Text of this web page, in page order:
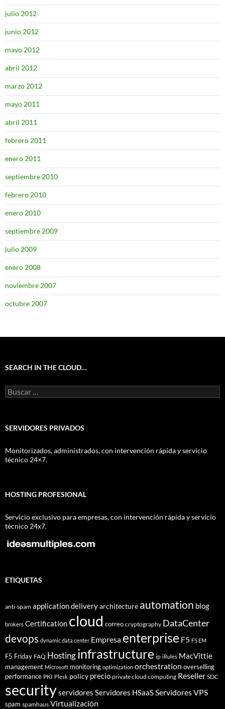
julio 2012
junio 2012
mayo 2012
abril 2012
marzo 2012
mayo 2011
abril 2011
febrero 2011
enero 2011
septiembre 2010
febrero 2010
enero 2010
septiembre 2009
julio 2009
enero 2008
noviembre 2007
octubre 2007
SEARCH IN THE CLOUD…
Buscar:
SERVIDORES PRIVADOS
Monitorizados, administrados, con intervención rápida y servicio
técnico 24×7.
HOSTING PROFESIONAL
Servicio exclusivo para empresas, con intervención rápida y servicio
técnico 24x7.
ETIQUETAS
anti-spam application deliveryarchitecture automation blog
brokers Certification cloud correo cryptography DataCenter
devops dynamic data center Empresa enterprise F5 F5 EM
F5 Friday FAQ Hostinginfrastructure ip iRules MacVittie
management Microsoft monitoring optimization orchestration overselling
performance PKI Plesk policy precio private cloud computing Reseller SDC
securityservidores Servidores HSaaSServidores VPS
spam spamhaus Virtualización